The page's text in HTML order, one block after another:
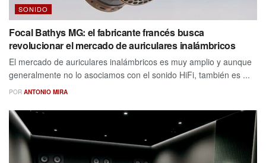
SONIDO
Focal Bathys MG: el fabricante francés busca
revolucionar el mercado de auriculares inalámbricos
El mercado de auriculares inalámbricos es muy amplio y aunque
generalmente no lo asociamos con el sonido HiFi, también es ...
POR ANTONIO MIRA